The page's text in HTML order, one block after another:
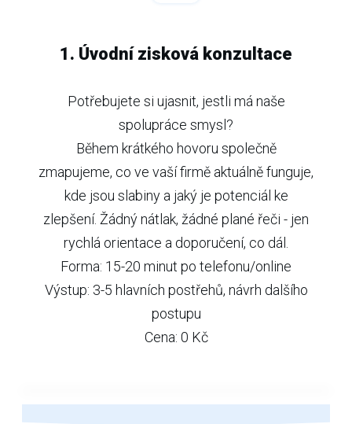
1. Úvodní zisková konzultace
Potřebujete si ujasnit, jestli má naše
spolupráce smysl?
Během krátkého hovoru společně
zmapujeme, co ve vaší firmě aktuálně funguje,
kde jsou slabiny a jaký je potenciál ke
zlepšení. Žádný nátlak, žádné plané řeči - jen
rychlá orientace a doporučení, co dál.
Forma: 15-20 minut po telefonu/online
Výstup: 3-5 hlavních postřehů, návrh dalšího
postupu
Cena: 0 Kč